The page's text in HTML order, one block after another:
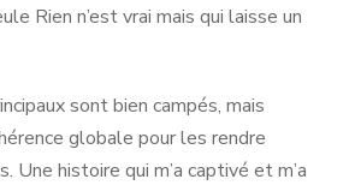
Rien n’est vrai mais qui laisse un
sont bien campés, mais
globale pour les rendre
Une histoire qui m’a captivé et m’a